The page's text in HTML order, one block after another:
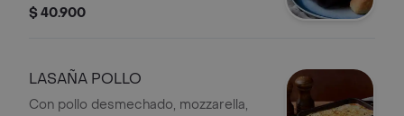
artesanal, gratinadas con mozzarella y
$ 40.900
LASAÑA POLLO
Con pollo desmechado, mozzarella,